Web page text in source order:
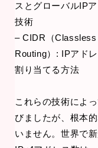
スとグローバルIP
技術
– CIDR（
Routing）: IPアド
割り当てる方法
これらの技術によ
びましたが、根本
いません。世界で